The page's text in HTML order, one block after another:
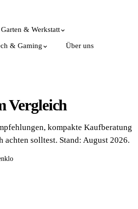
Garten & Werkstatt
& Gaming Über uns
Vergleich
kompakte Kaufberatung
solltest. Stand: August 2026.